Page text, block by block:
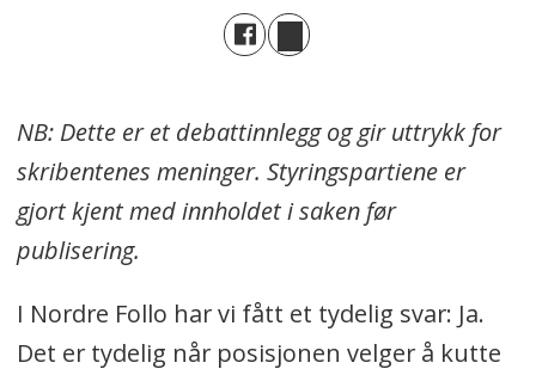
NB: Dette er et debattinnlegg og gir uttrykk for
skribentenes meninger. Styringspartiene er
gjort kjent med innholdet i saken før
publisering.
I Nordre Follo har vi fått et tydelig svar: Ja.
Det er tydelig når posisjonen velger å kutte